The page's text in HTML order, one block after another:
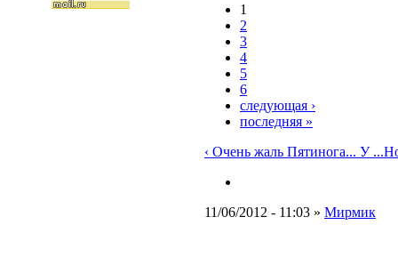
1
2
3
4
5
6
следующая ›
последняя »
‹ Очень жаль Пятинога... У ...
11/06/2012 - 11:03 » Мирмик